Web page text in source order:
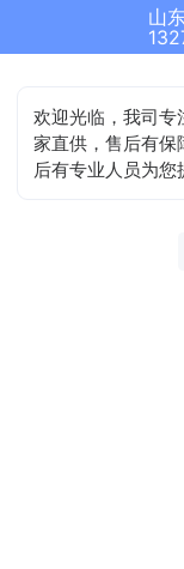
欢迎光临，我司专
家直供，售后有保
后有专业人员为您